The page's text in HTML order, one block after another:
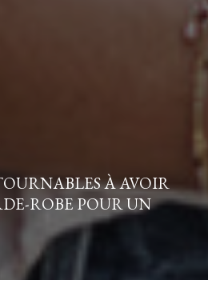
À AVOIR
ROBE POUR UN